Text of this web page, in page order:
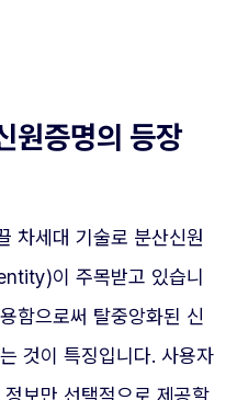
원증명의 등장
차세대 기술로 분산신원
이 주목받고 있습니
함으로써 탈중앙화된 신
것이 특징입니다. 사용자
보만 선택적으로 제공할